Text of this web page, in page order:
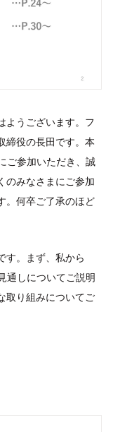
ようございます。フ
締役の長田です。本
ご参加いただき、誠
のみなさまにご参加
。何卒ご了承のほど
す。まず、私から
通しについてご説明
取り組みについてご